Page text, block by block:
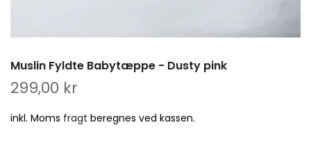
Muslin Fyldte Babytæppe - Dusty pink
299,00 kr
inkl. Moms fragt beregnes ved kassen.